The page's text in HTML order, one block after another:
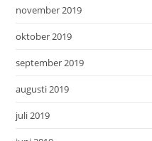
november 2019
oktober 2019
september 2019
augusti 2019
juli 2019